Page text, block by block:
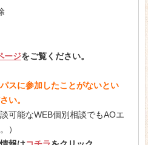
ージをご覧ください。
スに参加したことがないとい
い。
可能なWEB個別相談でもAOエ
）